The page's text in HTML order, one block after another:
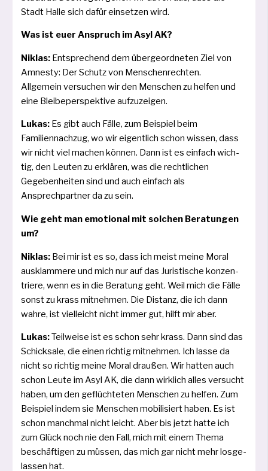
Stadt Halle sich dafür ein­set­zen wird.
Was ist euer Anspruch im Asyl AK?
Niklas: Entsprechend dem über­ge­ord­ne­ten Ziel von
Amnesty: Der Schutz von Menschenrechten.
Allgemein ver­su­chen wir den Menschen zu hel­fen und
eine Bleibeperspektive aufzuzeigen.
Lukas: Es gibt auch Fälle, zum Beispiel beim
Familiennachzug, wo wir eigent­lich schon wis­sen, dass
wir nicht viel machen kön­nen. Dann ist es ein­fach wich­
tig, den Leuten zu erklä­ren, was die recht­li­chen
Gegebenheiten sind und auch ein­fach als
Ansprechpartner da zu sein.
Wie geht man emo­tio­nal mit sol­chen Beratungen
um?
Niklas: Bei mir ist es so, dass ich meist mei­ne Moral
aus­klam­me­re und mich nur auf das Juristische kon­zen­
trie­re, wenn es in die Beratung geht. Weil mich die Fälle
sonst zu krass mit­neh­men. Die Distanz, die ich dann
wah­re, ist viel­leicht nicht immer gut, hilft mir aber.
Lukas:Teilweise ist es schon sehr krass. Dann sind das
Schicksale, die einen rich­tig mit­neh­men. Ich las­se da
nicht so rich­tig mei­ne Moral drau­ßen. Wir hat­ten auch
schon Leute im Asyl AK, die dann wirk­lich alles ver­sucht
haben, um den geflüch­te­ten Menschen zu hel­fen. Zum
Beispiel indem sie Menschen mobi­li­siert haben. Es ist
schon manch­mal nicht leicht. Aber bis jetzt hat­te ich
zum Glück noch nie den Fall, mich mit einem Thema
beschäf­ti­gen zu müs­sen, das mich gar nicht mehr los­ge­
las­sen hat.